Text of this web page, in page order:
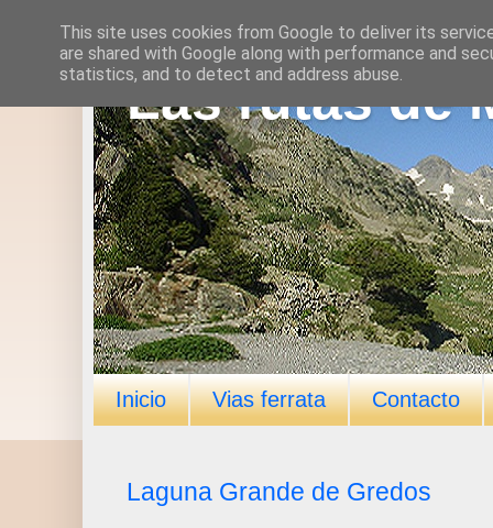
Las rutas de
Inicio Vias ferrata Contacto
Laguna Grande de Gredos
This site uses cookies from Google to deliver its
are shared with Google along with performance and
statistics, and to detect and address abuse.